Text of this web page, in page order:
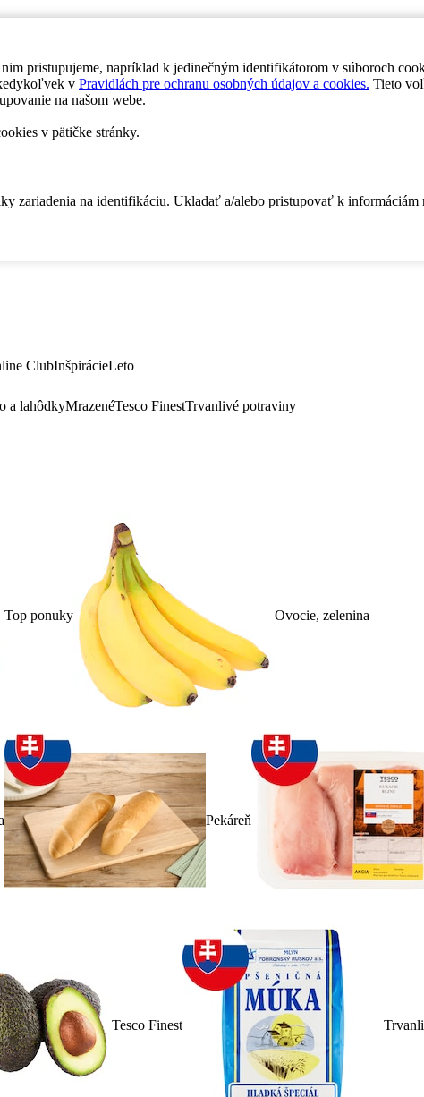
pristupujeme, napríklad k jedinečným identifikátorom v súboroch
v Pravidlách pre ochranu osobných údajov a cookies. Tieto
na našom webe.
v pätičke stránky.
zariadenia na identifikáciu. Ukladať a/alebo pristupovať k informáciám
ClubInšpirácieLeto
a lahôdkyMrazenéTesco FinestTrvanlivé potraviny
Top ponuky Ovocie, zelenina
Pekáreň
Tesco Finest